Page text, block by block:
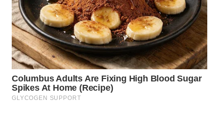
UTARA
WN
SAMOSIR
PADANG
LAWAS